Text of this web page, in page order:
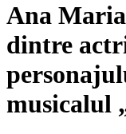
Ana Maria
dintre
musicalul